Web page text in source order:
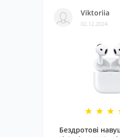
Viktoriia
02.12.2024
Бездротові